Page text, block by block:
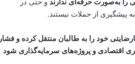
پیشگیری از حملات نیستند.
خود را به طالبان منتقل کرده و فشار
اقتصادی و پروژه‌های سرمایه‌گذاری شود